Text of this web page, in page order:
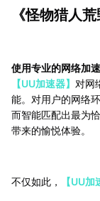
《怪物猎人
使用专业的网络加
【UU加速器】 对网
能。对用户的网络
而智能匹配出最为
带来的愉悦体验。
不仅如此， 【UU加